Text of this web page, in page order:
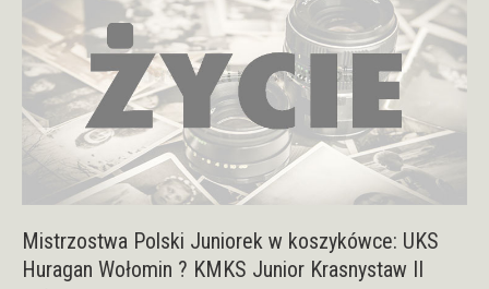
Mistrzostwa Polski Juniorek w koszykówce: UKS
Huragan Wołomin ? KMKS Junior Krasnystaw II